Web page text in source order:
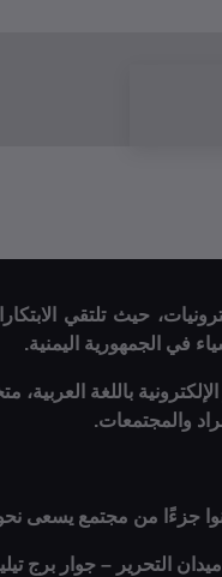
في الجمهورية اليمنية.
باللغة
والمجتمعات.
جزءًا من مجتمع يسعى نحو
التحرير – جوار برج